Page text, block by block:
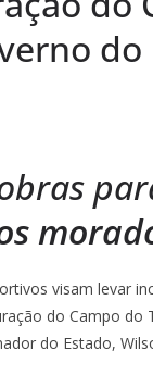
do
visam levar
do Campo do
do Estado,